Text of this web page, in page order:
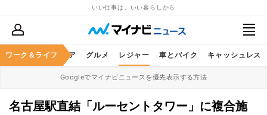
いい仕事は、いい暮らしから
ワーク＆ライフ
暮らし ヘルスケア グルメ レジャー 車とバイク キャッシュレス
Googleでマイナビニュースを優先表示する方法
名古屋駅直結「ルーセントタワー」に複合施